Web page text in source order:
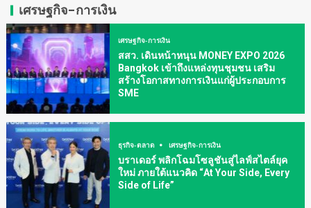
เศรษฐกิจ-การเงิน
เศรษฐกิจ-การเงิน
สสว. เดินหน้าหนุน MONEY EXPO 2026
Bangkok เข้าถึงแหล่งทุนชุมชน เสริม
สร้างโอกาสทางการเงินแก่ผู้ประกอบการ
SME
ธุรกิจ-ตลาด เศรษฐกิจ-การเงิน
บราเดอร์ พลิกโฉมโซลูชันสู่ไลฟ์สไตล์ยุค
ใหม่ ภายใต้แนวคิด “At Your Side, Every
Side of Life”